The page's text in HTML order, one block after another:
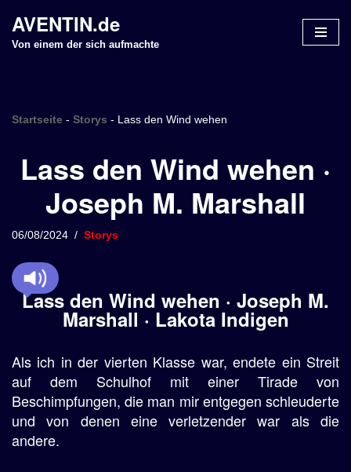
Z
n
p
i
n
AVENTIN.de
Von einem der sich aufmachte
Startseite - Storys - Lass den Wind wehen
Lass den Wind wehen ·
Joseph M. Marshall
06/08/2024 Storys
Lass den Wind wehen · Joseph M.
Marshall · Lakota Indigen
Als ich in der vierten Klasse war, endete ein Streit
auf dem Schulhof mit einer Tirade von
Beschimpfungen, die man mir entgegen schleuderte
und von denen eine verletzender war als die
andere.